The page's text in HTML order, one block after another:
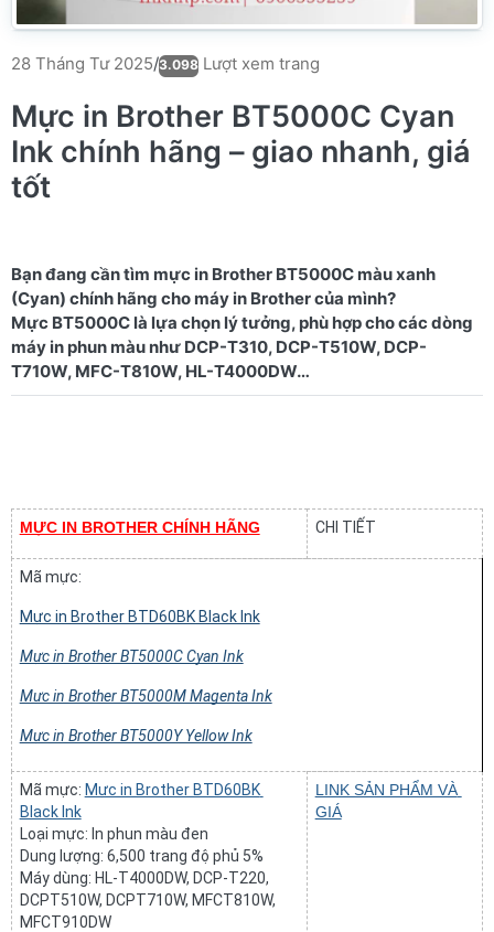
28 Tháng Tư 2025/3.098 Lượt xem trang
Mực in Brother BT5000C Cyan
Ink chính hãng – giao nhanh, giá
tốt
Bạn đang cần tìm mực in Brother BT5000C màu xanh
(Cyan) chính hãng cho máy in Brother của mình?
Mực BT5000C là lựa chọn lý tưởng, phù hợp cho các dòng
máy in phun màu như DCP-T310, DCP-T510W, DCP-
MỰC IN BROTHER CHÍNH HÃNG CHI TIẾT
Mã mực:
Mực in Brother BTD60BK Black Ink
Mực in Brother BT5000C Cyan Ink
Mực in Brother BT5000M Magenta Ink
Mực in Brother BT5000Y Yellow Ink
Mã mực: Mực in Brother BTD60BK
Black Ink
Loại mực: In phun màu đen
Dung lượng: 6,500 trang độ phủ 5%
Máy dùng: HL-T4000DW, DCP-T220,
DCPT510W, DCPT710W, MFCT810W,
MFCT910DW
LINK SẢN PHẨM VÀ
GIÁ